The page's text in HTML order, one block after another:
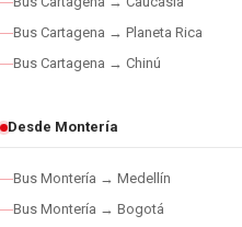
Bus Cartagena → Planeta Rica
Bus Cartagena → Chinú
Desde Montería
Bus Montería → Medellín
Bus Montería → Bogotá